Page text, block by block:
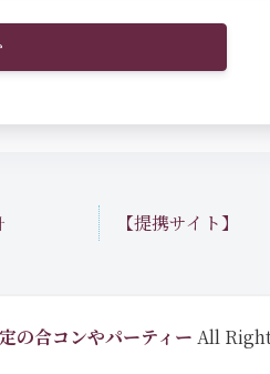
【提携サイト】
の合コンやパーティー All